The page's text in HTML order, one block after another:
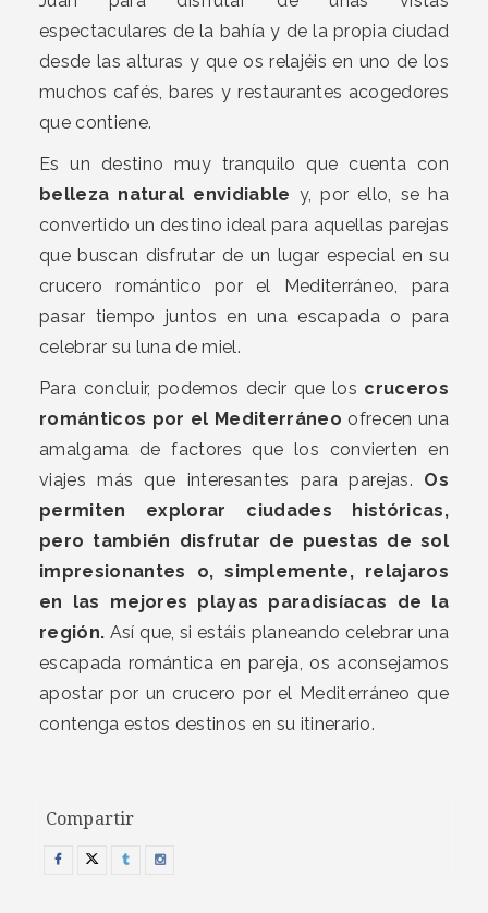
espectaculares de la bahía y de la propia ciudad
desde las alturas y que os relajéis en uno de los
muchos cafés, bares y restaurantes acogedores
que contiene.
Es un destino muy tranquilo que cuenta con
belleza natural envidiable y, por ello, se ha
convertido un destino ideal para aquellas parejas
que buscan disfrutar de un lugar especial en su
crucero romántico por el Mediterráneo, para
pasar tiempo juntos en una escapada o para
celebrar su luna de miel.
Para concluir, podemos decir que los cruceros
románticos por el Mediterráneo ofrecen una
amalgama de factores que los convierten en
viajes más que interesantes para parejas. Os
permiten explorar ciudades históricas,
pero también disfrutar de puestas de sol
impresionantes o, simplemente, relajaros
en las mejores playas paradisíacas de la
región. Así que, si estáis planeando celebrar una
escapada romántica en pareja, os aconsejamos
apostar por un crucero por el Mediterráneo que
contenga estos destinos en su itinerario.
Compartir